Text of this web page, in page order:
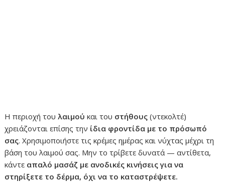
Η περιοχή τουλαιμού και του στήθους (ντεκολτέ)
χρειάζονται επίσης την ίδια φροντίδα με το πρόσωπό
σας. Χρησιμοποιήστε τις κρέμες ημέρας και νύχτας μέχρι τη
βάση του λαιμού σας. Μην το τρίβετε δυνατά — αντίθετα,
κάντε απαλό μασάζ με ανοδικές κινήσεις για να
στηρίξετε το δέρμα, όχι να το καταστρέψετε.